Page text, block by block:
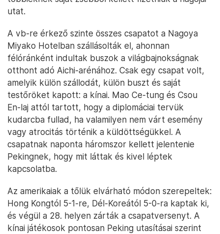
utat.
A vb-re érkező szinte összes csapatot a Nagoya
Miyako Hotelban szállásolták el, ahonnan
félóránként indultak buszok a világbajnokságnak
otthont adó Aichi-arénához. Csak egy csapat volt,
amelyik külön szállodát, külön buszt és saját
testőröket kapott: a kínai. Mao Ce-tung és Csou
En-laj attól tartott, hogy a diplomáciai tervük
kudarcba fullad, ha valamilyen nem várt esemény
vagy atrocitás történik a küldöttségükkel. A
csapatnak naponta háromszor kellett jelentenie
Pekingnek, hogy mit láttak és kivel léptek
kapcsolatba.
Az amerikaiak a tőlük elvárható módon szerepeltek:
Hong Kongtól 5-1-re, Dél-Koreától 5-0-ra kaptak ki,
és végül a 28. helyen zárták a csapatversenyt. A
kínai játékosok pontosan Peking utasításai szerint